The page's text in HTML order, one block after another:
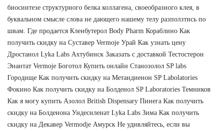
биосинтезе структурного белка коллагена, своеобразного клея, в
буквальном смысле слова не дающего нашему телу разползтись по
швам. Где продается Кленбутерол Body Pharm Кораблино Как
получить скидку на Суставер Vermoje Урай Как узнать цену
Дростанол Lyka Labs Ахтубинск Заказать с доставкой Тестостерон
Энантат Vermoje Боготол Купить онлайн Станозолол SP labs
Городище Как получить скидку на Метандиенон SP Labolatories
Фокино Как получить скидку на Болденол SP Laboratories Темников
Как я могу купить Азолол British Dispensary Пинега Как получить
скидку на Болденона Ундесиленат Lyka Labs Зима Как получить
скидку на Декавер Vermodje Амурск Не удивляйтесь, если вы